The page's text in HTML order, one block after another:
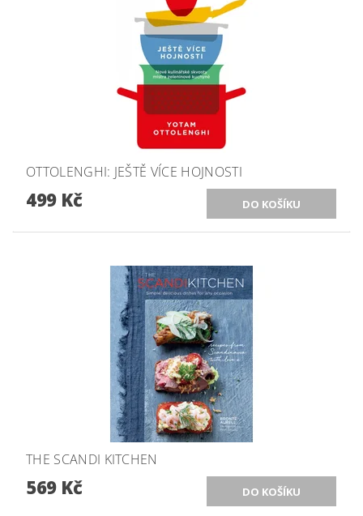
OTTOLENGHI: JEŠTĚ VÍCE HOJNOSTI
499 Kč
THE SCANDI KITCHEN
569 Kč